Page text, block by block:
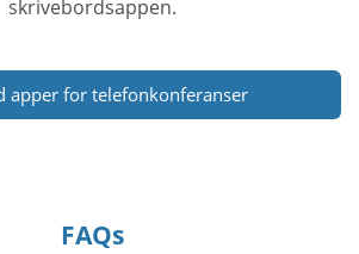
skrivebordsappen.
apper for telefonkonferanser
FAQs